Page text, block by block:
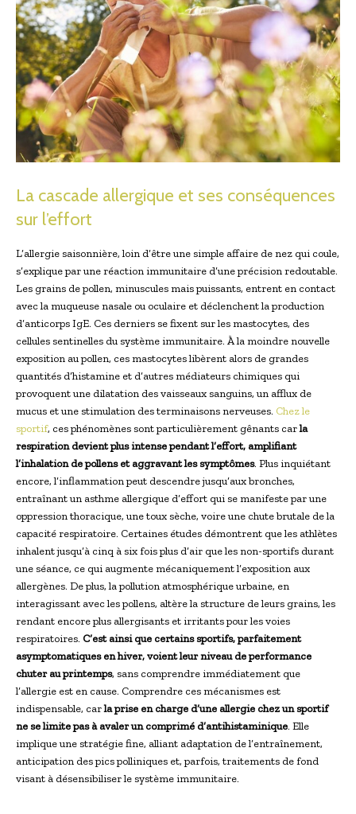
La cascade allergique et ses conséquences
sur l’effort
L’allergie saisonnière, loin d’être une simple affaire de nez qui coule,
s’explique par une réaction immunitaire d’une précision redoutable.
Les grains de pollen, minuscules mais puissants, entrent en contact
avec la muqueuse nasale ou oculaire et déclenchent la production
d’anticorps IgE. Ces derniers se fixent sur les mastocytes, des
cellules sentinelles du système immunitaire. À la moindre nouvelle
exposition au pollen, ces mastocytes libèrent alors de grandes
quantités d’histamine et d’autres médiateurs chimiques qui
provoquent une dilatation des vaisseaux sanguins, un afflux de
mucus et une stimulation des terminaisons nerveuses. Chez le
sportif, ces phénomènes sont particulièrement gênants carla
respiration devient plus intense pendant l’effort, amplifiant
l’inhalation de pollens et aggravant les symptômes. Plus inquiétant
encore, l’inflammation peut descendre jusqu’aux bronches,
entraînant un asthme allergique d’effort qui se manifeste par une
oppression thoracique, une toux sèche, voire une chute brutale de la
capacité respiratoire. Certaines études démontrent que les athlètes
inhalent jusqu’à cinq à six fois plus d’air que les non-sportifs durant
une séance, ce qui augmente mécaniquement l’exposition aux
allergènes. De plus, la pollution atmosphérique urbaine, en
interagissant avec les pollens, altère la structure de leurs grains, les
rendant encore plus allergisants et irritants pour les voies
respiratoires. C’est ainsi que certains sportifs, parfaitement
asymptomatiques en hiver, voient leur niveau de performance
chuter au printemps, sans comprendre immédiatement que
l’allergie est en cause. Comprendre ces mécanismes est
indispensable, carla prise en charge d’une allergie chez un sportif
ne se limite pas à avaler un comprimé d’antihistaminique. Elle
implique une stratégie fine, alliant adaptation de l’entraînement,
anticipation des pics polliniques et, parfois, traitements de fond
visant à désensibiliser le système immunitaire.